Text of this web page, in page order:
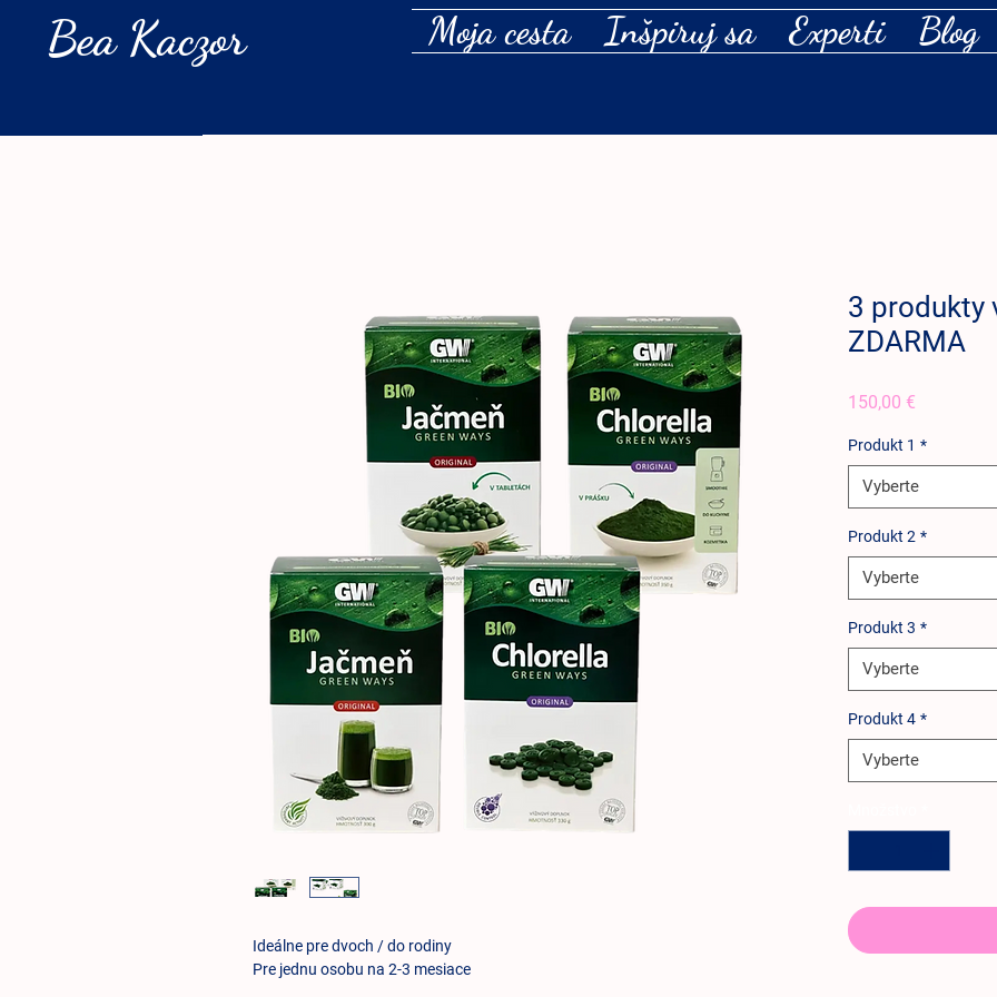
Bea Kaczor Moja cesta Inšpiruj sa Experti Blog
Ideálne pre dvoch / do rodiny
Pre jednu osobu na 2-3 mesiace
3 produkty
ZDARMA
150,00 €
Produkt 1 *
Vyberte
Produkt 2 *
Vyberte
Produkt 3 *
Vyberte
Produkt 4 *
Vyberte